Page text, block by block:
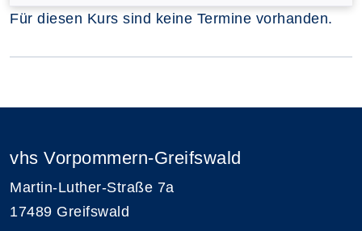
Für diesen Kurs sind keine Termine vorhanden.
vhs Vorpommern-Greifswald
Martin-Luther-Straße 7a
17489 Greifswald